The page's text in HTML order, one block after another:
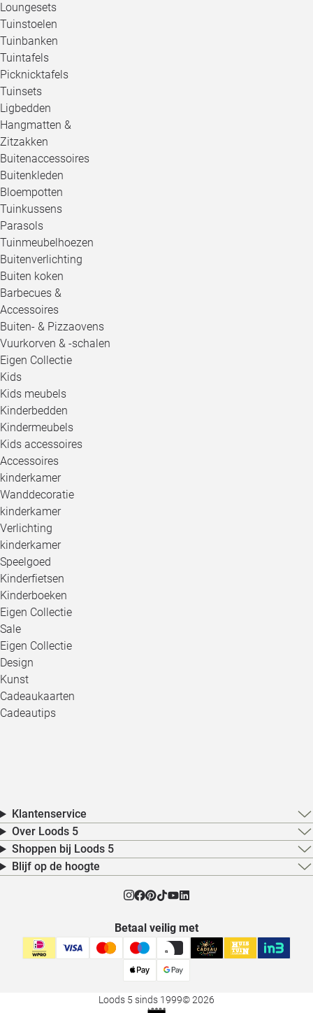
Loungesets
Tuinstoelen
Tuinbanken
Tuintafels
Picknicktafels
Tuinsets
Ligbedden
Hangmatten &
Zitzakken
Buitenaccessoires
Buitenkleden
Bloempotten
Tuinkussens
Parasols
Tuinmeubelhoezen
Buitenverlichting
Buiten koken
Barbecues &
Accessoires
Buiten- & Pizzaovens
Vuurkorven & -schalen
Eigen Collectie
Kids
Kids meubels
Kinderbedden
Kindermeubels
Kids accessoires
Accessoires
kinderkamer
Wanddecoratie
kinderkamer
Verlichting
kinderkamer
Speelgoed
Kinderfietsen
Kinderboeken
Eigen Collectie
Sale
Eigen Collectie
Design
Kunst
Cadeaukaarten
Cadeautips
Klantenservice
Over Loods 5
Shoppen bij Loods 5
Blijf op de hoogte
Betaal veilig met
Loods 5 sinds 1999© 2026